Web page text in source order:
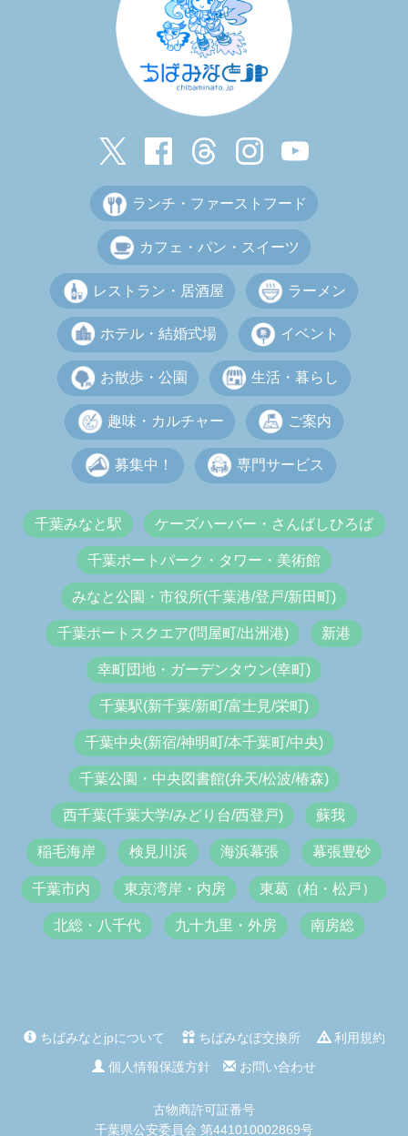
ランチ・ファーストフード
カフェ・パン・スイーツ
レストラン・居酒屋 ラーメン
ホテル・結婚式場 イベント
お散歩・公園 生活・暮らし
趣味・カルチャー ご案内
募集中！ 専門サービス
千葉みなと駅 ケーズハーバー・さんばしひろば
千葉ポートパーク・タワー・美術館
みなと公園・市役所(千葉港/登戸/新田町)
千葉ポートスクエア(問屋町/出洲港) 新港
幸町団地・ガーデンタウン(幸町)
千葉駅(新千葉/新町/富士見/栄町)
千葉中央(新宿/神明町/本千葉町/中央)
千葉公園・中央図書館(弁天/松波/椿森)
西千葉(千葉大学/みどり台/西登戸) 蘇我
稲毛海岸 検見川浜 海浜幕張 幕張豊砂
千葉市内 東京湾岸・内房 東葛（柏・松戸）
北総・八千代 九十九里・外房 南房総
ちばみなとjpについて ちばみなぽ交換所
利用規約
個人情報保護方針
お問い合わせ
古物商許可証番号
千葉県公安委員会 第441010002869号